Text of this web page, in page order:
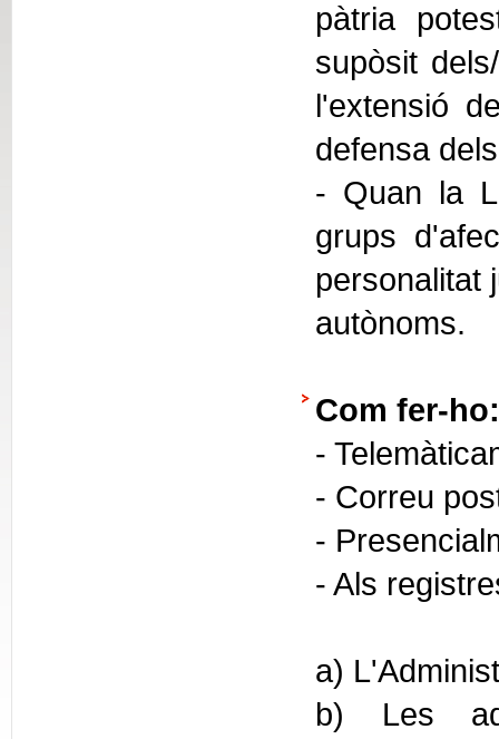
pàtria
supòsit
l'extensió
defensa
- Quan la
grups
personalitat
autònoms.
Com fer-ho:
-
- Correu
-
- Als
a)
b) Les